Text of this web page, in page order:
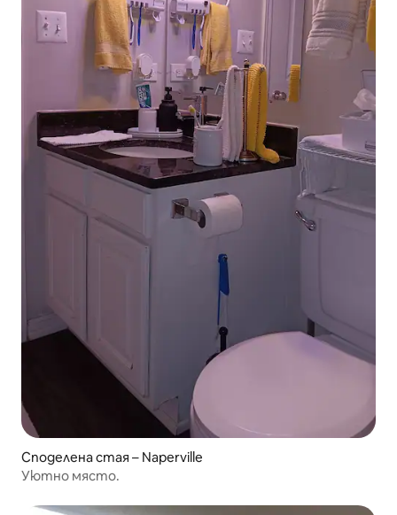
Споделена стая – Naperville
Уютно място.